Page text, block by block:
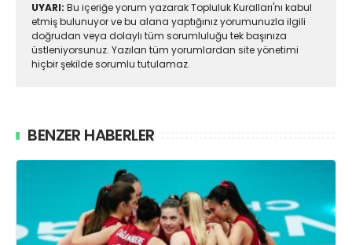
UYARI: Bu içeriğe yorum yazarak Topluluk Kuralları'nı kabul
etmiş bulunuyor ve bu alana yaptığınız yorumunuzla ilgili
doğrudan veya dolaylı tüm sorumluluğu tek başınıza
üstleniyorsunuz. Yazılan tüm yorumlardan site yönetimi
hiçbir şekilde sorumlu tutulamaz.
BENZER HABERLER